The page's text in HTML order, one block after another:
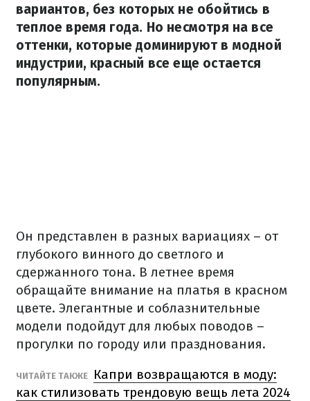
вариантов, без которых не обойтись в
теплое время года. Но несмотря на все
оттенки, которые доминируют в модной
индустрии, красный все еще остается
популярным.
Он представлен в разных вариациях – от
глубокого винного до светлого и
сдержанного тона. В летнее время
обращайте внимание на платья в красном
цвете. Элегантные и соблазнительные
модели подойдут для любых поводов –
прогулки по городу или празднования.
ЧИТАЙТЕ ТАКЖЕ
Капри возвращаются в моду:
как стилизовать трендовую вещь лета 2024